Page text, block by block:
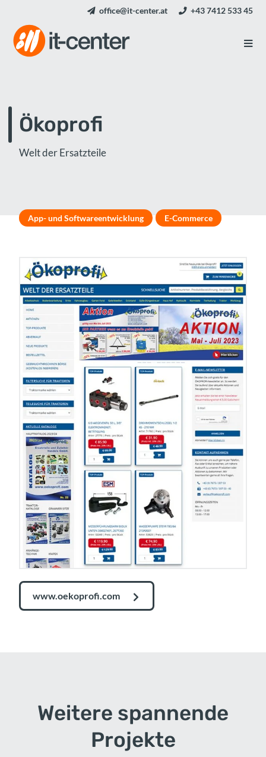
office@it-center.at +43 7412 533 45
Ökoprofi
Welt der Ersatzteile
App- und Softwareentwicklung E-Commerce
www.oekoprofi.com
Weitere spannende
Projekte